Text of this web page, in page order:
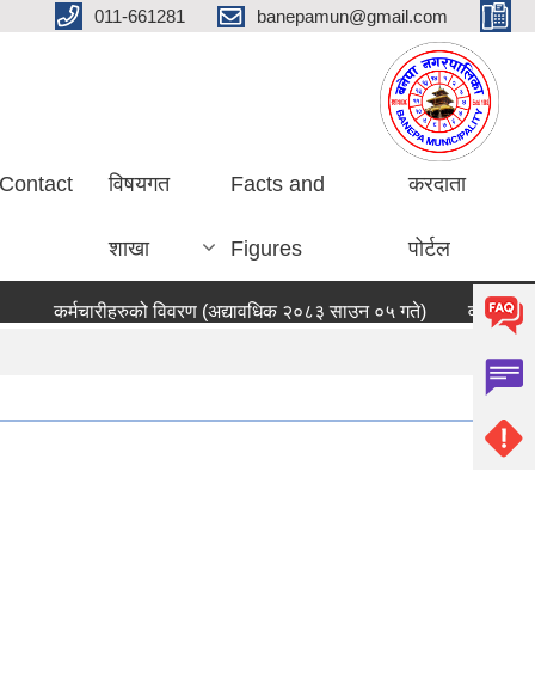
011-661281 banepamun@gmail.com
Contact विषयगत
शाखा
Facts and
Figures
करदाता
पोर्टल
कर्मचारीहरुको विवरण (अद्यावधिक २०८३ साउन ०५ गते) वडा